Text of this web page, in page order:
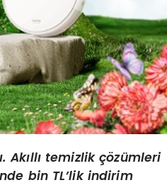
Akıllı temizlik çözümleri
bin TL’lik indirim